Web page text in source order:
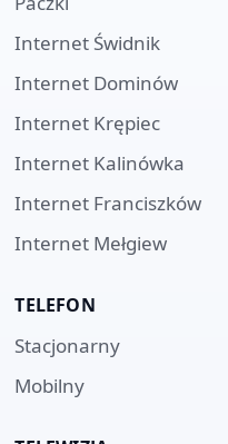
Internet Świdnik
Internet Dominów
Internet Krępiec
Internet Kalinówka
Internet Franciszków
Internet Mełgiew
TELEFON
Stacjonarny
Mobilny